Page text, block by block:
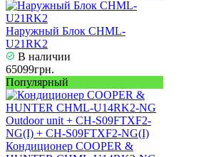
Наружный Блок CHML-
U21RK2
В наличии
65099грн.
Популярный
Кондиционер COOPER &